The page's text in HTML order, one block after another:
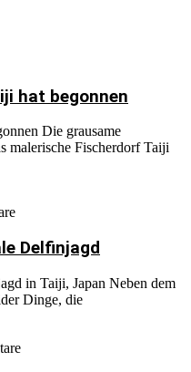
hat begonnen
Die grausame
malerische Fischerdorf Taiji
Delfinjagd
in Taiji, Japan Neben dem
Dinge, die